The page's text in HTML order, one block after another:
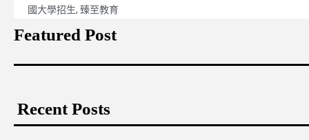
國大學招生, 臻至教育
Featured Post
Recent Posts